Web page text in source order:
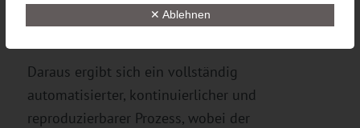
wird das Material automatisch nach dem
Daraus ergibt sich ein vollständig
automatisierter, kontinuierlicher und
reproduzierbarer Prozess, wobei der
✕ Ablehnen